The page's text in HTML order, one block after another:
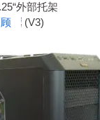
外部托架
(V3)